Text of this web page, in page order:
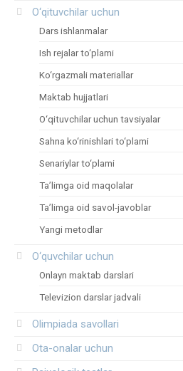
O‘qituvchilar uchun
Dars ishlanmalar
Ish rejalar to‘plami
Ko‘rgazmali materiallar
Maktab hujjatlari
O‘qituvchilar uchun tavsiyalar
Sahna ko‘rinishlari to‘plami
Senariylar to‘plami
Ta’limga oid maqolalar
Ta’limga oid savol-javoblar
Yangi metodlar
O‘quvchilar uchun
Onlayn maktab darslari
Televizion darslar jadvali
Olimpiada savollari
Ota-onalar uchun